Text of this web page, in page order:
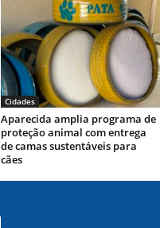
Cidades
Aparecida amplia programa de
proteção animal com entrega
de camas sustentáveis para
cães